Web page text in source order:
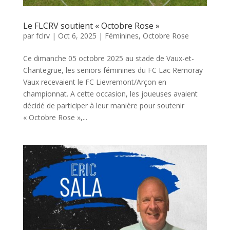
Le FLCRV soutient « Octobre Rose »
par fclrv| Oct 6, 2025 | Féminines, Octobre Rose
Ce dimanche 05 octobre 2025 au stade de Vaux-et-
Chantegrue, les seniors féminines du FC Lac Remoray
Vaux recevaient le FC Lievremont/Arçon en
championnat. A cette occasion, les joueuses avaient
décidé de participer à leur manière pour soutenir
« Octobre Rose »,...